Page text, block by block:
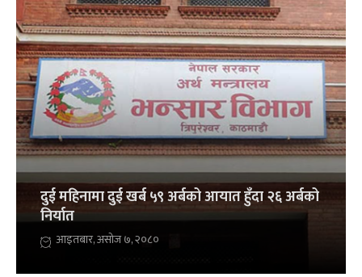
दुई महिनामा दुई खर्ब ५९ अर्बको आयात हुँदा २६ अर्बको
निर्यात
आइतबार, असोज ७, २०८०